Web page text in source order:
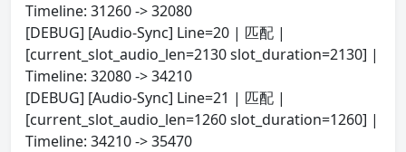
Timeline: 31260 -> 32080
[DEBUG] [Audio-Sync] Line=20 | 匹配 |
[current_slot_audio_len=2130 slot_duration=2130] |
Timeline: 32080 -> 34210
[DEBUG] [Audio-Sync] Line=21 | 匹配 |
[current_slot_audio_len=1260 slot_duration=1260] |
Timeline: 34210 -> 35470